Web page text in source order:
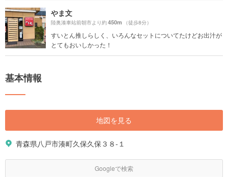
やま文
陸奥湊車站前朝市より約450m （徒歩8分）
すいとん推しらしく、いろんなセットについてたけどお出汁が
とてもおいしかった！
基本情報
地図を見る
青森県八戸市湊町久保久保３８-１
Googleで検索